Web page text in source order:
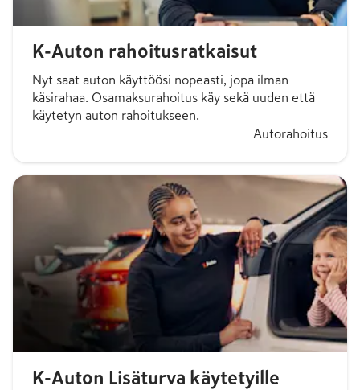
K-Auton rahoitusratkaisut
Nyt saat auton käyttöösi nopeasti, jopa ilman
käsirahaa. Osamaksurahoitus käy sekä uuden että
käytetyn auton rahoitukseen.
Autorahoitus
K-Auton Lisäturva käytetyille